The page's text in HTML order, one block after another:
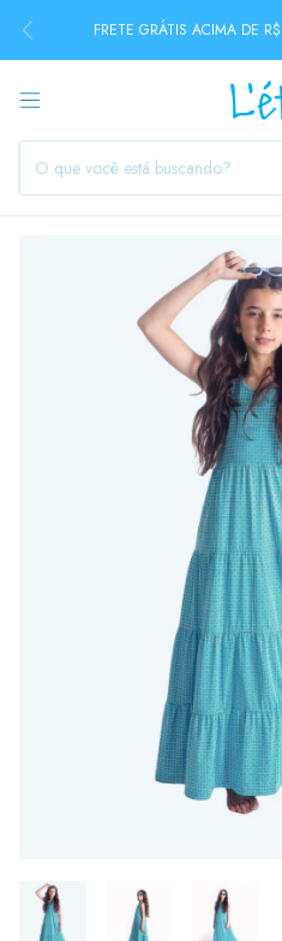
FRETE GRÁTIS ACIMA DE